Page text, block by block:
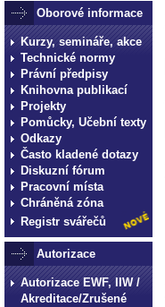
Oborové informace
Kurzy, semináře, akce
Technické normy
Právní předpisy
Knihovna publikací
Projekty
Pomůcky, Učební texty
Odkazy
Často kladené dotazy
Diskuzní fórum
Pracovní místa
Chráněná zóna
Registr svářečů
Autorizace
Autorizace EWF, IIW /
Akreditace/Zrušené